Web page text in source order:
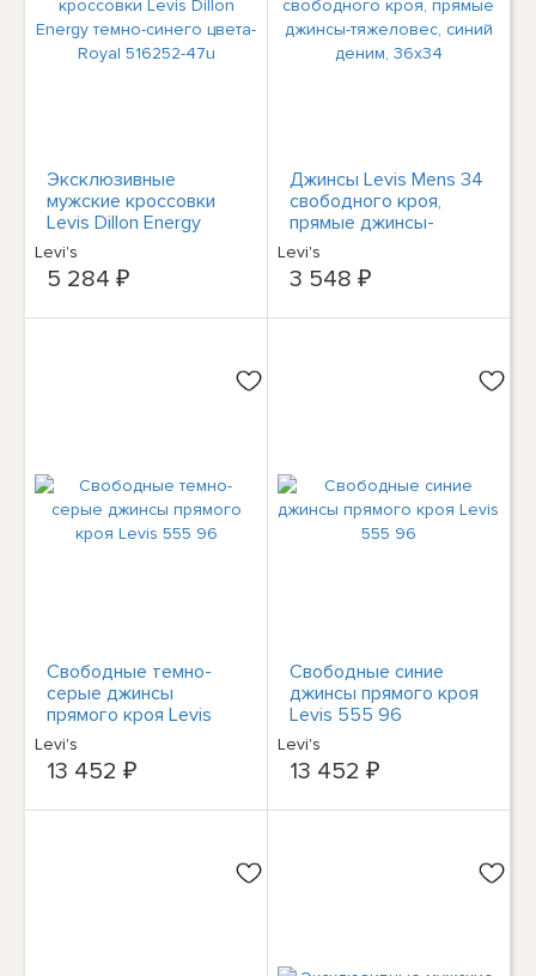
Эксклюзивные
мужские кроссовки
Levis Dillon Energy
темно-синего цвета-
Royal 516252-47u
Levi's
5 284 ₽
Джинсы Levis Mens 34
свободного кроя,
прямые джинсы-
тяжеловес, синий
деним, 36x34
Levi's
3 548 ₽
Свободные темно-
серые джинсы
прямого кроя Levis
555 96
Levi's
13 452 ₽
Свободные синие
джинсы прямого кроя
Levis 555 96
Levi's
13 452 ₽